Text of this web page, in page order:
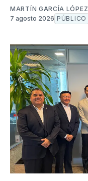
MARTÍN GARCÍA LÓPEZ
7 agosto 2026 PÚBLICO